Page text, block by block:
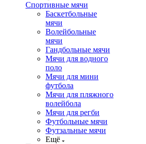
Спортивные мячи
Баскетбольные
мячи
Волейбольные
мячи
Гандбольные мячи
Мячи для водного
поло
Мячи для мини
футбола
Мячи для пляжного
волейбола
Мячи для регби
Футбольные мячи
Футзальные мячи
Ещё